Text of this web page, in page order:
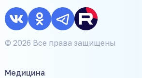
© 2026 Все права защищены
Медицина